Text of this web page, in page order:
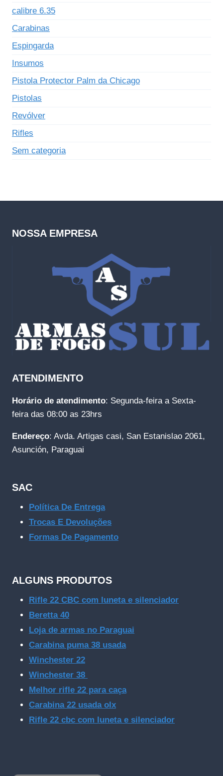
calibre 6.35
Carabinas
Espingarda
Insumos
Pistola Protector Palm da Chicago
Pistolas
Revólver
Rifles
Sem categoria
NOSSA EMPRESA
ATENDIMENTO
Horário de atendimento: Segunda-feira a Sexta-
feira das 08:00 as 23hrs
Endereço: Avda. Artigas casi, San Estanislao 2061,
Asunción, Paraguai
SAC
Política De Entrega
Trocas E Devoluções
Formas De Pagamento
ALGUNS PRODUTOS
Rifle 22 CBC com luneta e silenciador
Beretta 40
Loja de armas no Paraguai
Carabina puma 38 usada
Winchester 22
Winchester 38
Melhor rifle 22 para caça
Carabina 22 usada olx
Rifle 22 cbc com luneta e silenciador